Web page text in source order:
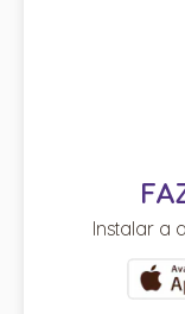
Instalar a